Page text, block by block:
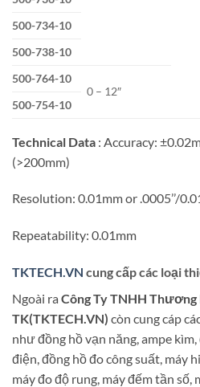
500-734-10
500-738-10
500-764-10
0 – 12″
500-754-10
Technical Data : Accuracy:
(>200mm)
Resolution: 0.01mm or .0005’’/
Repeatability: 0.01mm
TKTECH.VN cung cấp các loại
Ngoài ra Công Ty TNHH
TK(TKTECH.VN) còn cung cáp
như đồng hồ vạn năng, ampe
điện, đồng hồ đo công suất, máy
máy đo độ rung, máy đếm tần